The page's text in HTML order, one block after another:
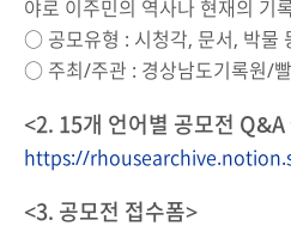
야로 이주민의 역사나 현재의 기
○ 공모유형 : 시청각, 문서, 박물
○ 주최/주관 : 경상남도기록원/
<2. 15개 언어별 공모전 Q&A
https://
<3. 공모전 접수폼>